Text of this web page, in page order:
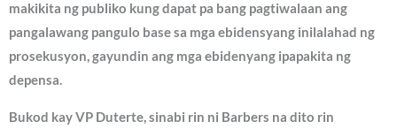
makikita ng publiko kung dapat pa bang pagtiwalaan ang
pangalawang pangulo base sa mga ebidensyang inilalahad ng
prosekusyon, gayundin ang mga ebidenyang ipapakita ng
depensa.
Bukod kay VP Duterte, sinabi rin ni Barbers na dito rin